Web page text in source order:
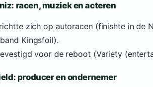
racen, muziek en acteren
zich op autoracen (finishte in de
Kingsfoil).
voor de reboot (Variety
producer en ondernemer